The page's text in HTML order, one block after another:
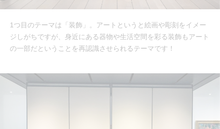
1つ目のテーマは「装飾」。アートというと絵画や彫刻をイメー
ジしがちですが、身近にある器物や生活空間を彩る装飾もアート
の一部だということを再認識させられるテーマです！